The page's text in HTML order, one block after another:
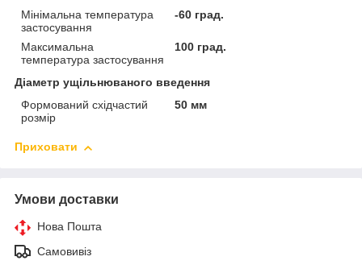
Мінімальна температура
застосування
-60 град.
Максимальна
температура застосування
100 град.
Діаметр ущільнюваного введення
Формований східчастий
розмір
50 мм
Приховати
Умови доставки
Нова Пошта
Самовивіз